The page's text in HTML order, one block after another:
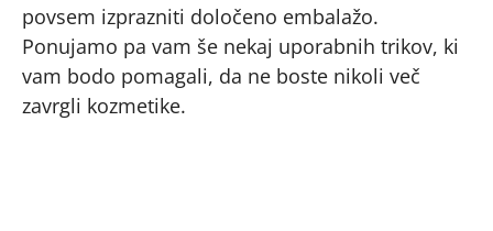
povsem izprazniti določeno embalažo.
Ponujamo pa vam še nekaj uporabnih trikov, ki
vam bodo pomagali, da ne boste nikoli več
zavrgli kozmetike.